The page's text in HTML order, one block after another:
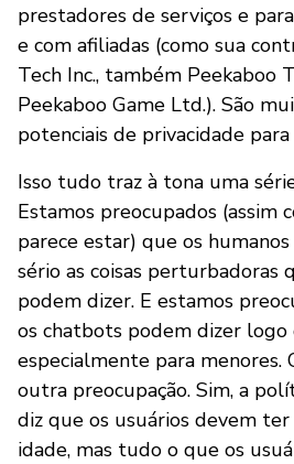
prestadores de serviços e
e com afiliadas (como sua
Tech Inc., também Peekaboo
Peekaboo Game Ltd.). São
potenciais de privacidade
Isso tudo traz à tona uma
Estamos preocupados (assim
parece estar) que os
sério as coisas perturbadoras
podem dizer. E estamos
os chatbots podem dizer logo
especialmente para menores.
outra preocupação. Sim, a
diz que os usuários devem
idade, mas tudo o que os